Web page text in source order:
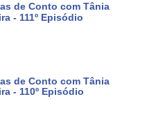
de Conto com Tânia
- 111º Episódio
de Conto com Tânia
- 110º Episódio